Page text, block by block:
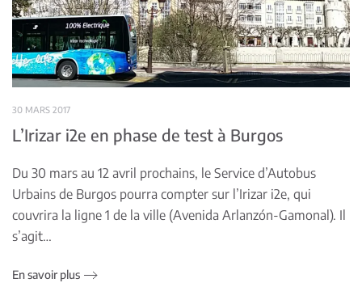
30 MARS 2017
L’Irizar i2e en phase de test à Burgos
Du 30 mars au 12 avril prochains, le Service d’Autobus
Urbains de Burgos pourra compter sur l’Irizar i2e, qui
couvrira la ligne 1 de la ville (Avenida Arlanzón-Gamonal). Il
s’agit…
En savoir plus